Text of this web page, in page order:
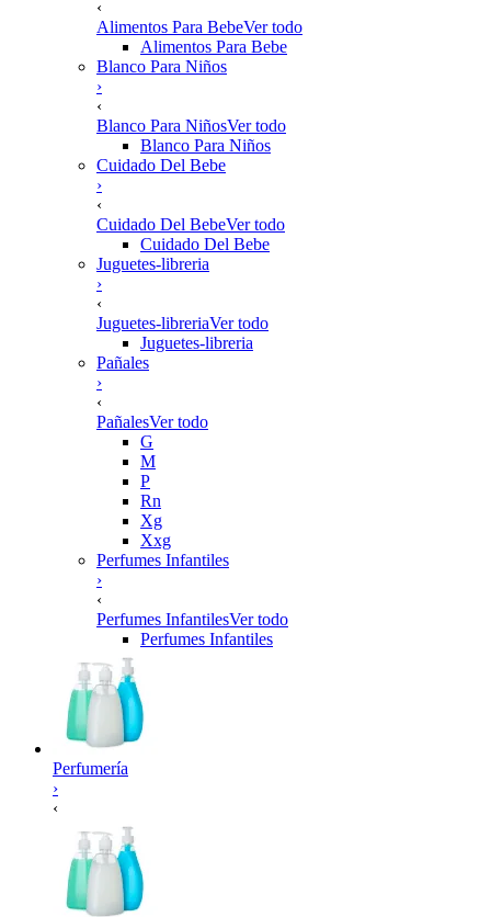
‹
Alimentos Para BebeVer todo
Alimentos Para Bebe
Blanco Para Niños
›
‹
Blanco Para NiñosVer todo
Blanco Para Niños
Cuidado Del Bebe
›
‹
Cuidado Del BebeVer todo
Cuidado Del Bebe
Juguetes-libreria
›
‹
Juguetes-libreriaVer todo
Juguetes-libreria
Pañales
›
‹
PañalesVer todo
G
M
P
Rn
Xg
Xxg
Perfumes Infantiles
›
‹
Perfumes InfantilesVer todo
Perfumes Infantiles
Perfumería
›
‹